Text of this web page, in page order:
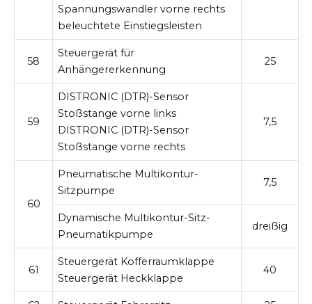
Spannungswandler vorne rechts
beleuchtete Einstiegsleisten
58
Steuergerät für
Anhängererkennung
25
59
DISTRONIC (DTR)-Sensor
Stoßstange vorne links
DISTRONIC (DTR)-Sensor
Stoßstange vorne rechts
7,5
60
Pneumatische Multikontur-
Sitzpumpe
7,5
Dynamische Multikontur-Sitz-
Pneumatikpumpe
dreißig
61
Steuergerät Kofferraumklappe
Steuergerät Heckklappe
40